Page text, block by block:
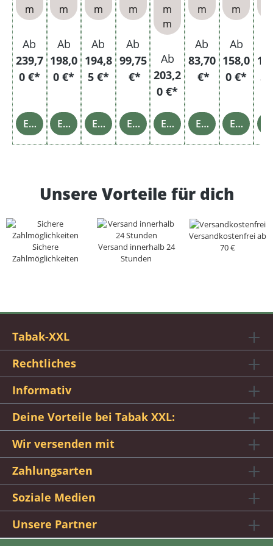
enbe
cher
m
Ab
239,7
0 €*
Einzelheiten
m
Ab
198,0
0 €*
Einzelheiten
n
m
Ab
194,8
5 €*
Einzelheiten
m
Ab
99,75
€*
Einzelheiten
m
m
Ab
203,2
0 €*
Einzelheiten
hülse
n
m
Ab
83,70
€*
Einzelheiten
m
Ab
158,0
0 €*
Einzelheiten
5
Unsere Vorteile für dich
Sichere
Zahlmöglichkeiten
Versand innerhalb 24
Stunden
Versandkostenfrei ab
70 €
Tabak-XXL
Rechtliches
Informativ
Deine Vorteile bei Tabak XXL:
Wir versenden mit
Zahlungsarten
Soziale Medien
Unsere Partner